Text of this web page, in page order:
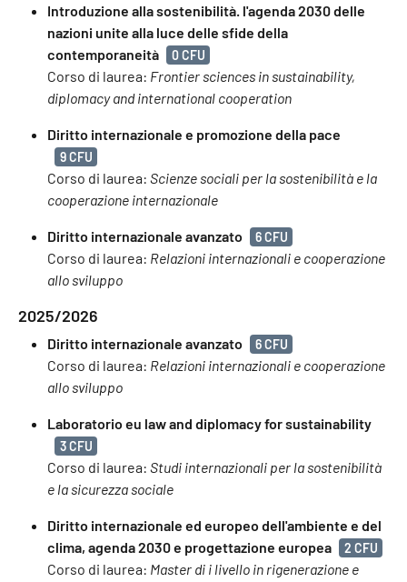
Introduzione alla sostenibilità. l'agenda 2030 delle
nazioni unite alla luce delle sfide della
contemporaneità
0 CFU
Corso di laurea: Frontier sciences in sustainability,
diplomacy and international cooperation
Diritto internazionale e promozione della pace
9 CFU
Corso di laurea: Scienze sociali per la sostenibilità e la
cooperazione internazionale
Diritto internazionale avanzato 6 CFU
Corso di laurea: Relazioni internazionali e cooperazione
allo sviluppo
2025/2026
Diritto internazionale avanzato 6 CFU
Corso di laurea: Relazioni internazionali e cooperazione
allo sviluppo
Laboratorio eu law and diplomacy for sustainability
3 CFU
Corso di laurea: Studi internazionali per la sostenibilità
e la sicurezza sociale
Diritto internazionale ed europeo dell'ambiente e del
clima, agenda 2030 e progettazione europea
2 CFU
Corso di laurea: Master di i livello in rigenerazione e